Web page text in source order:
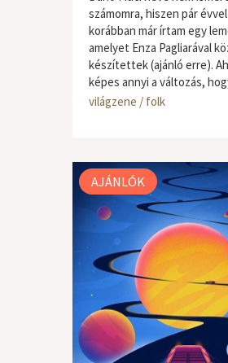
számomra, hiszen pár évvel
korábban már írtam egy
amelyet Enza Pagliarával
készítettek (ajánló erre).
képes annyi a változás,
világzene / folk
AJÁNLÓK